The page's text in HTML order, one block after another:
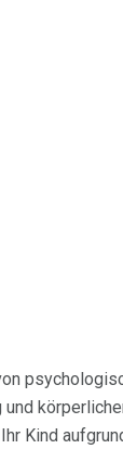
und
Kind